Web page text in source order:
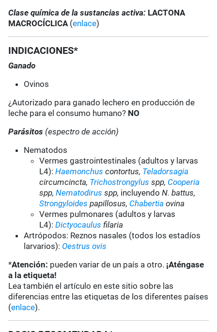
Clase química de la sustancias activa: LACTONA
MACROCÍCLICA(enlace)
INDICACIONES*
Ganado
Ovinos
¿Autorizado para ganado lechero en producción de
leche para el consumo humano? NO
Parásitos (espectro de acción)
Nematodos
Vermes gastrointestinales (adultos y larvas
L4):Haemonchus contortus, Teladorsagia
circumcincta, Trichostrongylusspp, Cooperia
spp,Nematodirusspp, incluyendo N. battus,
Strongyloides papillosus, Chabertia ovina
Vermes pulmonares (adultos y larvas
L4):Dictyocaulus filaria
Artrópodos: Reznos nasales (todos los estadíos
larvarios): Oestrus ovis
*Atención: pueden variar de un país a otro. ¡Aténgase
a la etiqueta!
Lea también el artículo en este sitio sobre las
diferencias entre las etiquetas de los diferentes países
(enlace).